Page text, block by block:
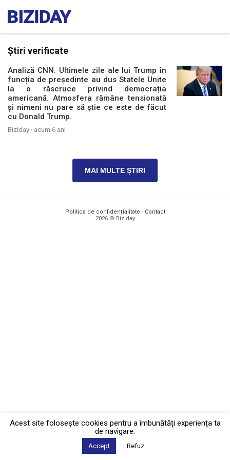
Știri verificate
Analiză CNN. Ultimele zile ale lui Trump în
funcția de președinte au dus Statele Unite
la o răscruce privind democrația
americană. Atmosfera rămâne tensionată
și nimeni nu pare să știe ce este de făcut
cu Donald Trump.
Biziday · acum 6 ani
MAI MULTE ȘTIRI
Politica de confidențialitate · Contact
2026 © Biziday
Acest site foloseşte cookies pentru a îmbunătăți experiența ta
de navigare.
Accept Refuz